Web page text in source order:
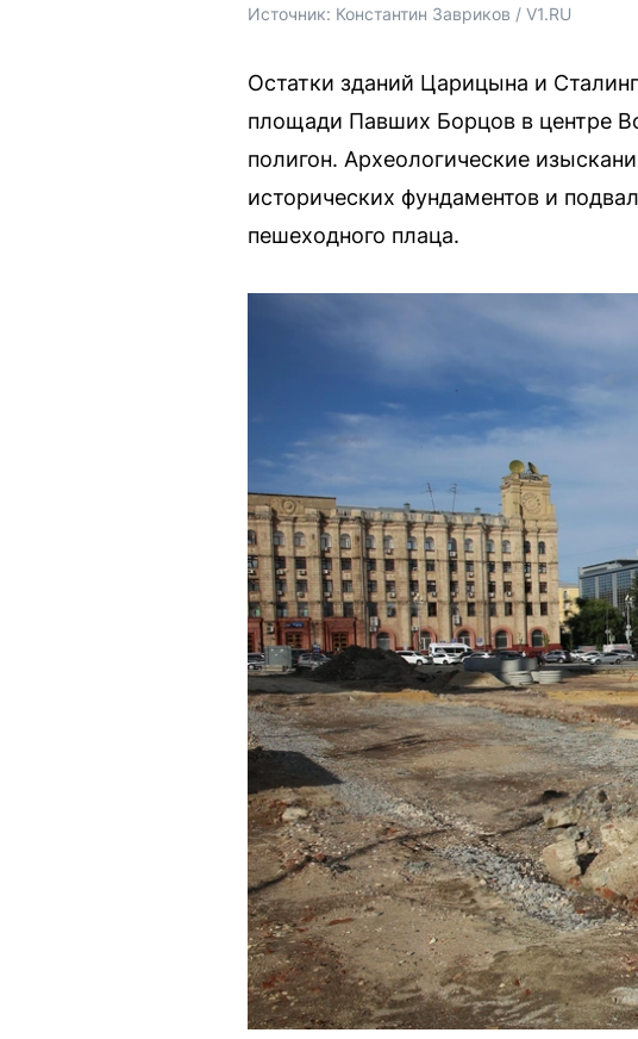
Источник: Константин Завриков / V1.RU
Остатки зданий Царицына и
площади Павших Борцов в центре
полигон. Археологические
исторических фундаментов и
пешеходного плаца.